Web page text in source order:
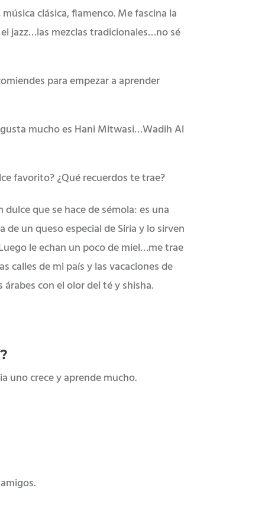
clásica, flamenco. Me fascina la
jazz…las mezclas tradicionales…no sé
para empezar a aprender
mucho es Hani Mitwasi…Wadih Al
favorito? ¿Qué recuerdos te trae?
que se hace de sémola: es una
de un queso especial de Siria y lo sirven
le echan un poco de miel…me trae
calles de mi país y las vacaciones de
con el olor del té y shisha.
uno crece y aprende mucho.